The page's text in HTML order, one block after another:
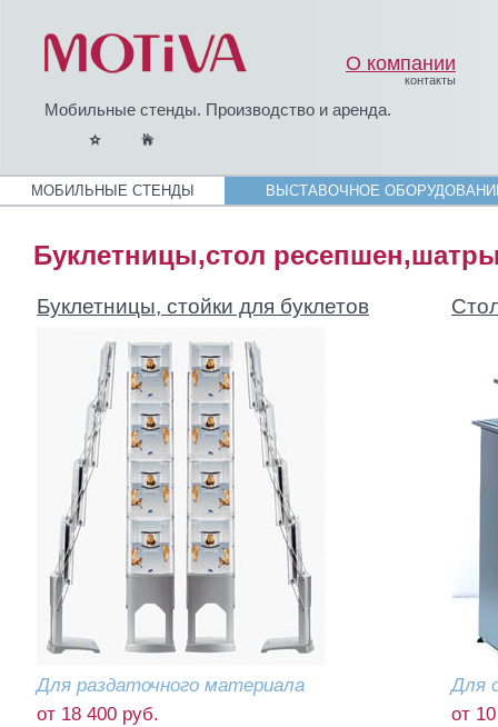
О компании
контакты
Мобильные стенды. Производство и аренда.
МОБИЛЬНЫЕ СТЕНДЫ ВЫСТАВОЧНОЕ
Буклетницы,стол
Буклетницы, стойки для буклетов
Для раздаточного материала
Для
от 18 400 руб.
от